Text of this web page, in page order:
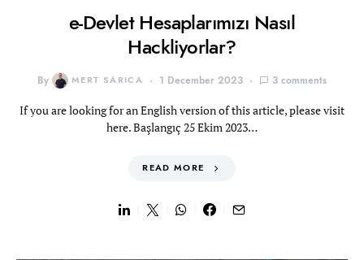
e-Devlet Hesaplarımızı Nasıl
Hackliyorlar?
By MERT SARICA 1 December 2023 3 comments
If you are looking for an English version of this article, please visit
here. Başlangıç 25 Ekim 2023…
READ MORE